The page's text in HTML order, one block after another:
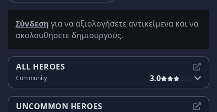
Σύνδεση για να αξιολογήσετε αντικείμενα και να
ακολουθήσετε δημιουργούς.
ALL HEROES
Community 3.0
UNCOMMON HEROES